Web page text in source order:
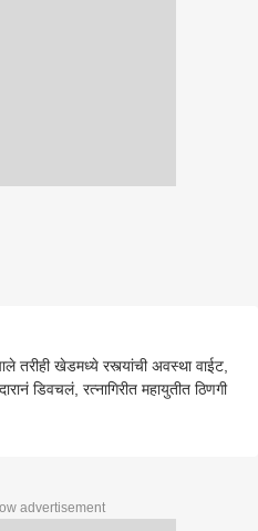
तरीही खेडमध्ये रस्त्यांची अवस्था वाईट,
डिवचलं, रत्नागिरीत महायुतीत ठिणगी
advertisement